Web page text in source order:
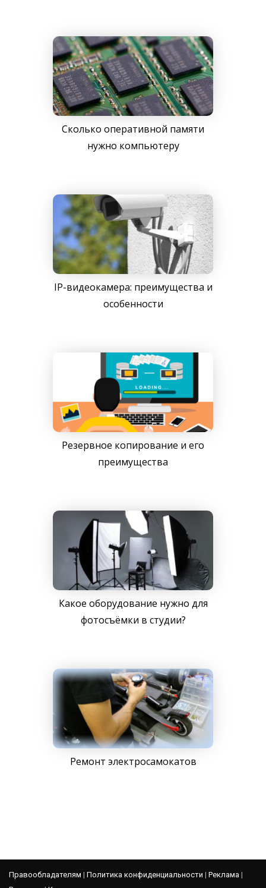
Сколько оперативной памяти
нужно компьютеру
IP-видеокамера: преимущества и
особенности
Резервное копирование и его
преимущества
Какое оборудование нужно для
фотосъёмки в студии?
Ремонт электросамокатов
Правообладателям | Политика конфиденциальности | Реклама |